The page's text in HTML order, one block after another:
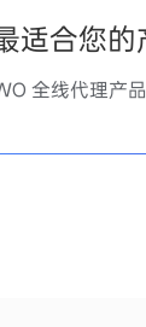
适合您的
全线代理产